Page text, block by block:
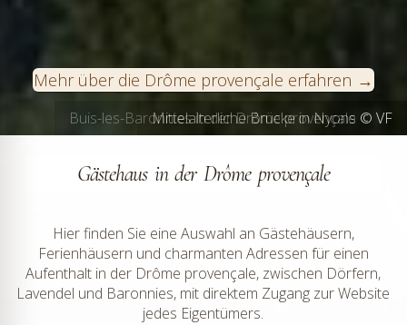
Mittelalterliche Brücke in Nyons © VF
Mehr über die Drôme provençale erfahren
Gästehaus in der Drôme provençale
Hier finden Sie eine Auswahl an Gästehäusern,
Ferienhäusern und charmanten Adressen für einen
Aufenthalt in der Drôme provençale, zwischen Dörfern,
Lavendel und Baronnies, mit direktem Zugang zur Website
jedes Eigentümers.